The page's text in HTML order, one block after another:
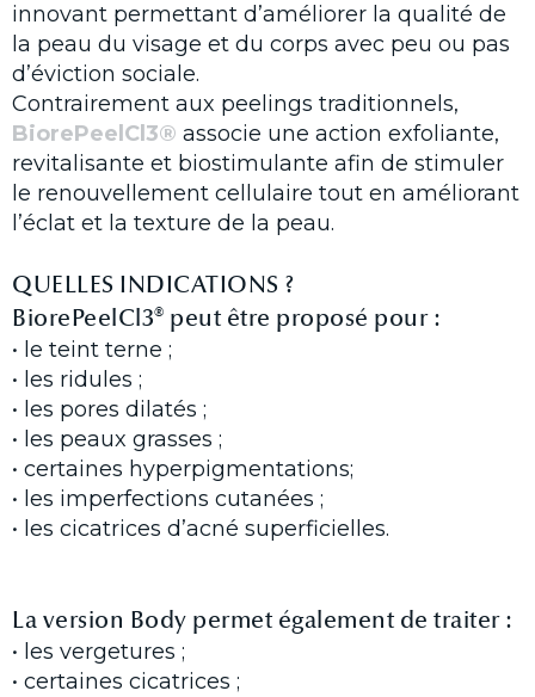
innovant permettant d’améliorer la qualité de
la peau du visage et du corps avec peu ou pas
d’éviction sociale.
Contrairement aux peelings traditionnels,
BiorePeelCl3® associe une action exfoliante,
revitalisante et biostimulante afin de stimuler
le renouvellement cellulaire tout en améliorant
l’éclat et la texture de la peau.
QUELLES INDICATIONS ?
BiorePeelCl3® peut être proposé pour :
• le teint terne ;
• les ridules ;
• les pores dilatés ;
• les peaux grasses ;
• certaines hyperpigmentations;
• les imperfections cutanées ;
• les cicatrices d’acné superficielles.
La version Body permet également de traiter :
• les vergetures ;
• certaines cicatrices ;